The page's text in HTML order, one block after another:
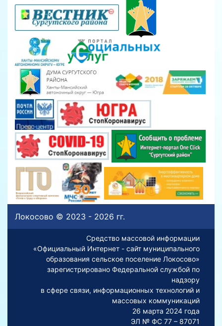
Локосово © 2023 - 2026 гг.
Средство массовой информации
«Официальный Интернет - сайт муниципального
образования сельское поселение Локосово»
зарегистрировано Федеральной службой по
надзору
в сфере связи, информационных технологий и
массовых коммуникаций
26 марта 2024 года
ЭЛ № ФС 77 – 87071